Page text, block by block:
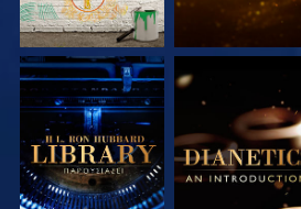
ΕΞΕΡΕΥΝΗΣΤΕ ΤΗ
ΣΕΙΡΑ
ΕΞΕΡΕΥΝΗΣΤΕ ΤΗ
ΣΕΙΡΑ